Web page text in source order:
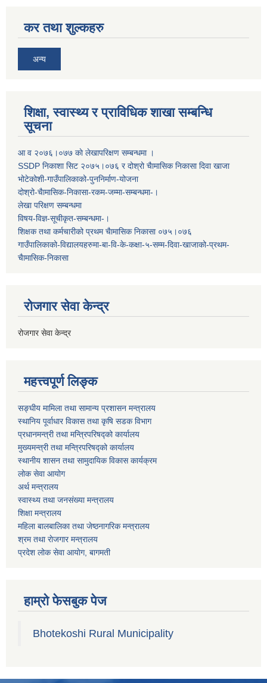
कर तथा शुल्कहरु
अन्य
शिक्षा, स्वास्थ्य र प्राविधिक शाखा सम्बन्धि
सूचना
आ व २०७६।०७७ काे लेखापरिक्षण सम्बन्धमा ।
SSDP निकाशा सिट २०७५।०७६ र दोश्रो चैामासिक निकासा दिवा खाजा
भोटेकोशी-गाउँपालिकाको-पुननिर्माण-योजना
दोश्रो-चैामासिक-निकासा-रकम-जम्मा-सम्बन्धमा-।
लेखा परिक्षण सम्बन्धमा
विषय-विज्ञ-सूचीकृत-सम्बन्धमा-।
शिक्षक तथा कर्मचारीको प्रथम च‌ैामासिक निकासा ०७५।०७६
गाउँपालिकाको-विद्यालयहरुमा-बा-वि-के-कक्षा-५-सम्म-दिवा-खाजाको-प्रथम-
चैामासिक-निकासा
रोजगार सेवा केन्द्र
रोजगार सेवा केन्द्र
महत्त्वपूर्ण लिङ्क
सङ्घीय मामिला तथा सामान्य प्रशासन मन्त्रालय
स्थानिय पूर्वाधार विकास तथा कृषि सडक विभाग
प्रधानमन्त्री तथा मन्त्रिपरिषद्को कार्यालय
मुख्यमन्त्री तथा मन्त्रिपरिषद्को कार्यालय
स्थानीय शासन तथा सामुदायिक विकास कार्यक्रम
लोक सेवा आयोग
अर्थ मन्त्रालय
स्वास्थ्य तथा जनस‌ंख्या मन्त्रालय
शिक्षा मन्त्रालय
महिला बालबालिका तथा जेष्ठनागरिक मन्त्रालय
श्रम तथा राेजगार मन्त्रालय
प्रदेश लोक सेवा आयाेग, बागमती
हाम्रो फेसबुक पेज
Bhotekoshi Rural Municipality